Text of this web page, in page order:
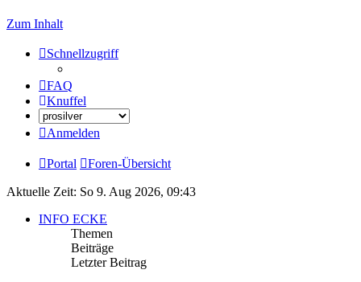
Zum Inhalt
Schnellzugriff
FAQ
Knuffel
Anmelden
Portal Foren-Übersicht
Aktuelle Zeit: So 9. Aug 2026, 09:43
INFO ECKE
Themen
Beiträge
Letzter Beitrag